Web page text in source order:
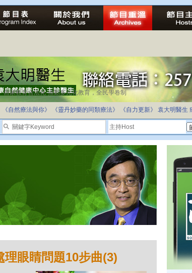
自家教育合法化-推動多元化教育，全民學卷制
《自然療法與你》 《靈丹妙藥的同類療法》 《自力更新》 袁大明醫生
理眼睛問題10步曲(3)